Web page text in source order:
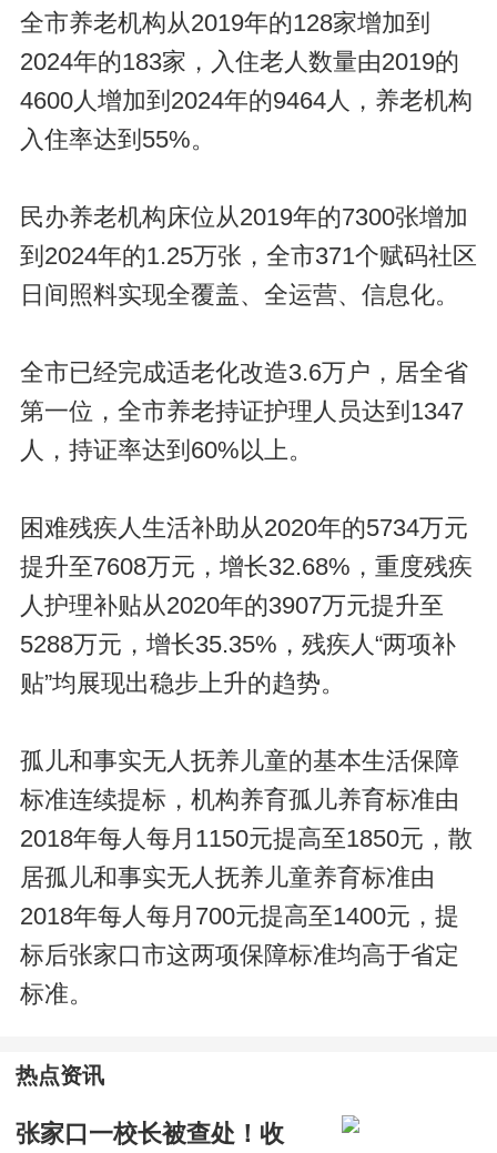
全市养老机构从2019年的128家增加到
2024年的183家，入住老人数量由2019的
4600人增加到2024年的9464人，养老机构
入住率达到55%。
民办养老机构床位从2019年的7300张增加
到2024年的1.25万张，全市371个赋码社区
日间照料实现全覆盖、全运营、信息化。
全市已经完成适老化改造3.6万户，居全省
第一位，全市养老持证护理人员达到1347
人，持证率达到60%以上。
困难残疾人生活补助从2020年的5734万元
提升至7608万元，增长32.68%，重度残疾
人护理补贴从2020年的3907万元提升至
5288万元，增长35.35%，残疾人“两项补
贴”均展现出稳步上升的趋势。
孤儿和事实无人抚养儿童的基本生活保障
标准连续提标，机构养育孤儿养育标准由
2018年每人每月1150元提高至1850元，散
居孤儿和事实无人抚养儿童养育标准由
2018年每人每月700元提高至1400元，提
标后张家口市这两项保障标准均高于省定
标准。
热点资讯
张家口一校长被查处！收